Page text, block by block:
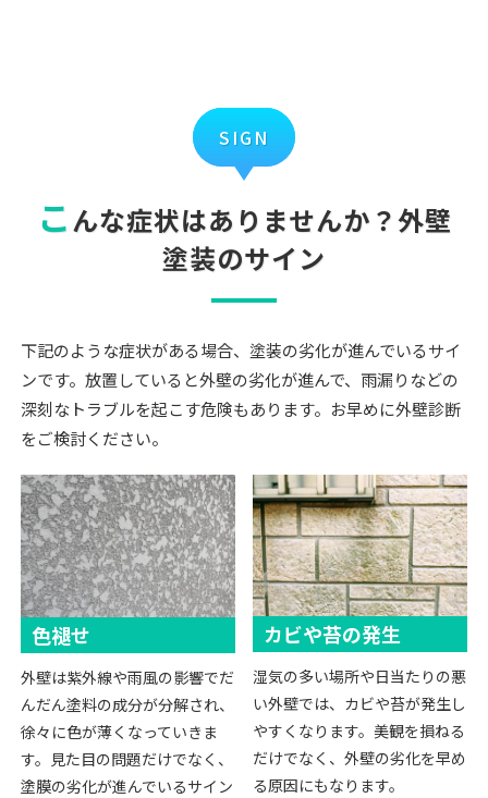
SIGN
こ んな症状はありませんか？外壁
塗装のサイン
下記のような症状がある場合、塗装の劣化が進んでいるサイ
ンです。放置していると外壁の劣化が進んで、雨漏りなどの
深刻なトラブルを起こす危険もあります。お早めに外壁診断
をご検討ください。
色褪せ
外壁は紫外線や雨風の影響でだ
んだん塗料の成分が分解され、
徐々に色が薄くなっていきま
す。見た目の問題だけでなく、
塗膜の劣化が進んでいるサイン
カビや苔の発生
湿気の多い場所や日当たりの悪
い外壁では、カビや苔が発生し
やすくなります。美観を損ねる
だけでなく、外壁の劣化を早め
る原因にもなります。